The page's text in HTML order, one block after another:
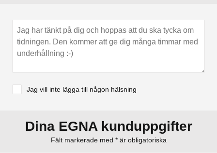
Jag vill inte lägga till någon hälsning
Dina EGNA kunduppgifter
Fält markerade med * är obligatoriska